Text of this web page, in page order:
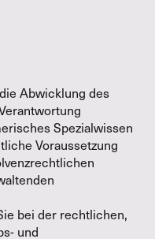
Abwicklung des
Spezialwissen
Voraussetzung
bei der rechtlichen,
und